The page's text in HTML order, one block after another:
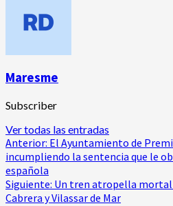
Maresme
Subscriber
Ver todas las entradas
Navegación
de
entradas
Anterior: El Ayuntamiento de
incumpliendo la sentencia que le
española
Siguiente: Un tren atropella
Cabrera y Vilassar de Mar